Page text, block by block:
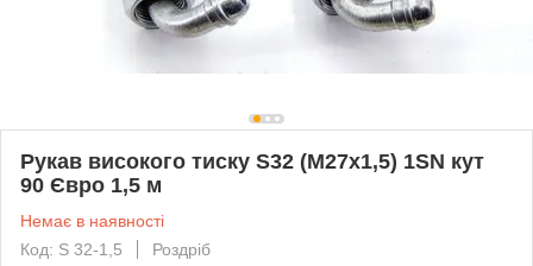
Рукав високого тиску S32 (М27х1,5) 1SN кут
90 Євро 1,5 м
Немає в наявності
Код: S 32-1,5
Роздріб